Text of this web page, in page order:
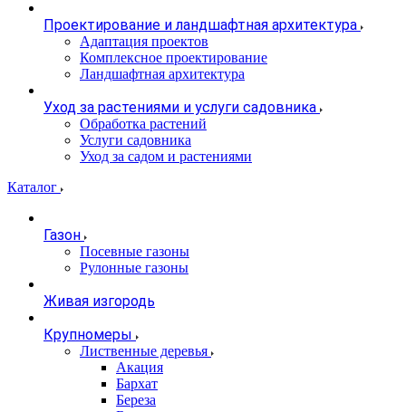
Проектирование и ландшафтная архитектура
Адаптация проектов
Комплексное проектирование
Ландшафтная архитектура
Уход за растениями и услуги садовника
Обработка растений
Услуги садовника
Уход за садом и растениями
Каталог
Газон
Посевные газоны
Рулонные газоны
Живая изгородь
Крупномеры
Лиственные деревья
Акация
Бархат
Береза